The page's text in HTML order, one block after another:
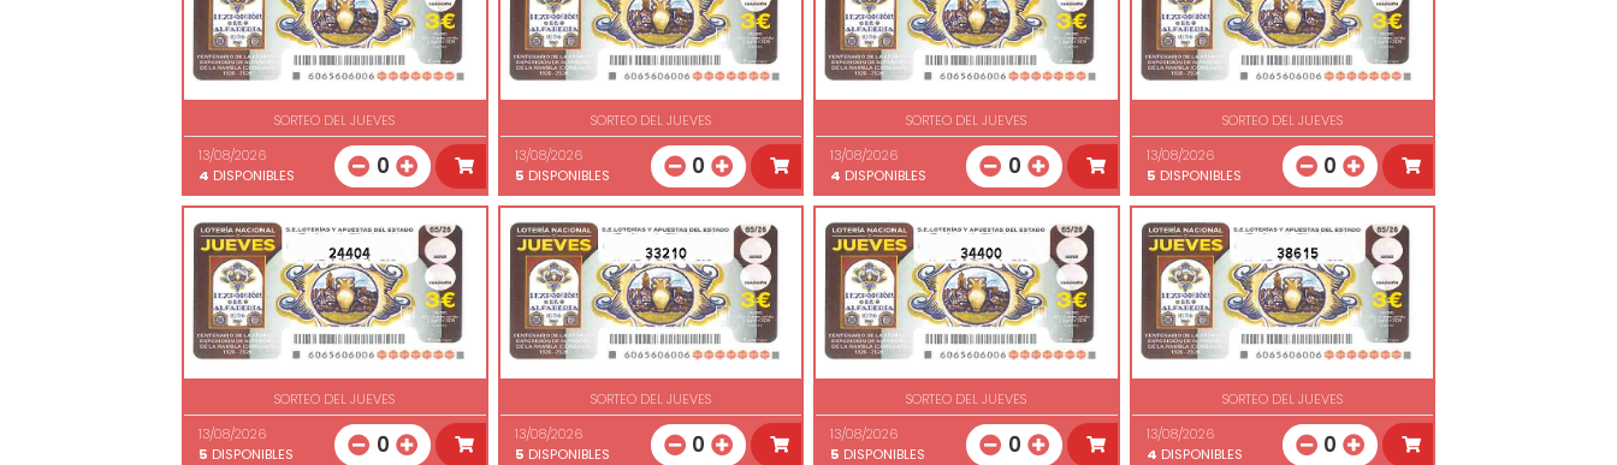
SORTEO DEL JUEVES
13/08/2026
4 DISPONIBLES 0
SORTEO DEL JUEVES
13/08/2026
5 DISPONIBLES 0
SORTEO DEL JUEVES
13/08/2026
4 DISPONIBLES 0
SORTEO DEL JUEVES
13/08/2026
5 DISPONIBLES 0
24404
SORTEO DEL JUEVES
13/08/2026
5 DISPONIBLES 0
33210
SORTEO DEL JUEVES
13/08/2026
5 DISPONIBLES 0
34400
SORTEO DEL JUEVES
13/08/2026
5 DISPONIBLES 0
38615
SORTEO DEL JUEVES
13/08/2026
4 DISPONIBLES 0